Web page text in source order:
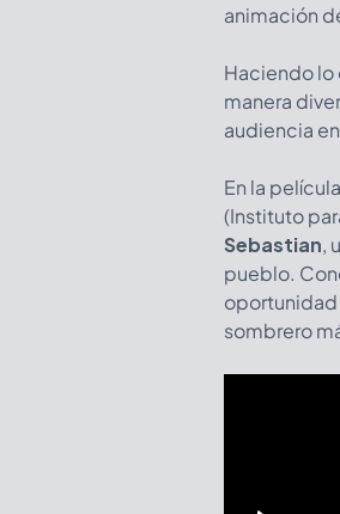
animación
Haciendo lo
manera
audiencia
En la
(Instituto
Sebastian,
pueblo.
oportunidad
sombrero